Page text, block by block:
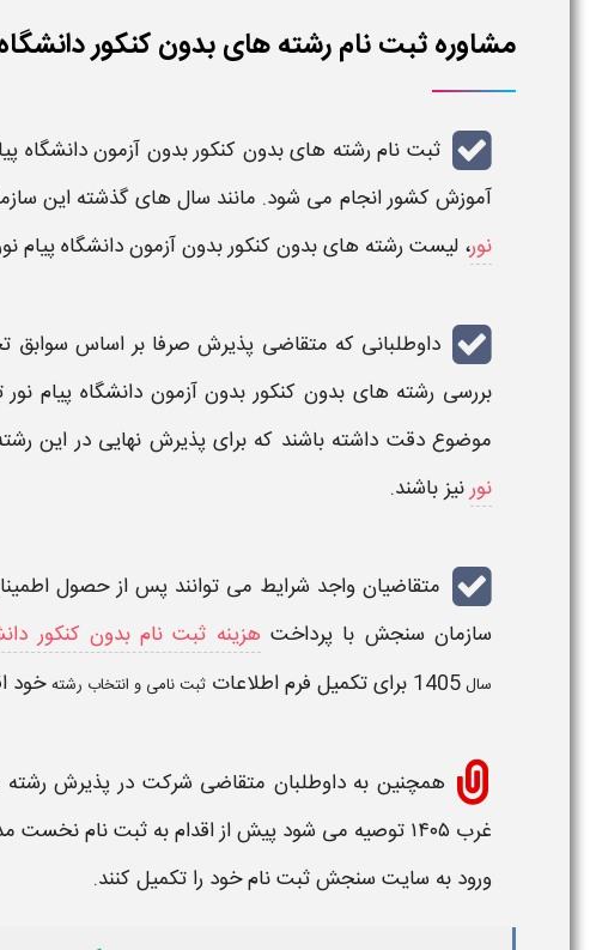
مشاوره ثبت نام رشته های بدون کنکور دانشگاه
ثبت نام رشته های بدون کنکور بدون آزمون دانشگاه
آموزش کشور انجام می شود. مانند سال های گذشته این
نور، لیست رشته های بدون کنکور بدون آزمون دانشگاه پیام
داوطلبانی که متقاضی پذیرش صرفا بر اساس سوابق
بررسی رشته های بدون کنکور بدون آزمون دانشگاه پیام نور
موضوع دقت داشته باشند که برای پذیرش نهایی در این
نورنیز باشند.
متقاضیان واجد شرایط می توانند پس از حصول
سازمان سنجش با پرداخت هزینه ثبت نام بدون کنکور
سال 1405 برای تکمیل فرم اطلاعات ثبت نامی و انتخاب رشتهخود
همچنین به داوطلبان متقاضی شرکت در پذیرشرشته
غرب ۱۴۰۵ توصیه می شود پیش از اقدام به ثبت نامنخست
ورود به سایت سنجش ثبت نام خود را تکمیل کنند.